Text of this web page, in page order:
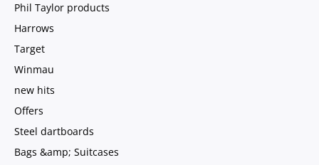
Phil Taylor products
Harrows
Target
Winmau
new hits
Offers
Steel dartboards
Bags &amp; Suitcases